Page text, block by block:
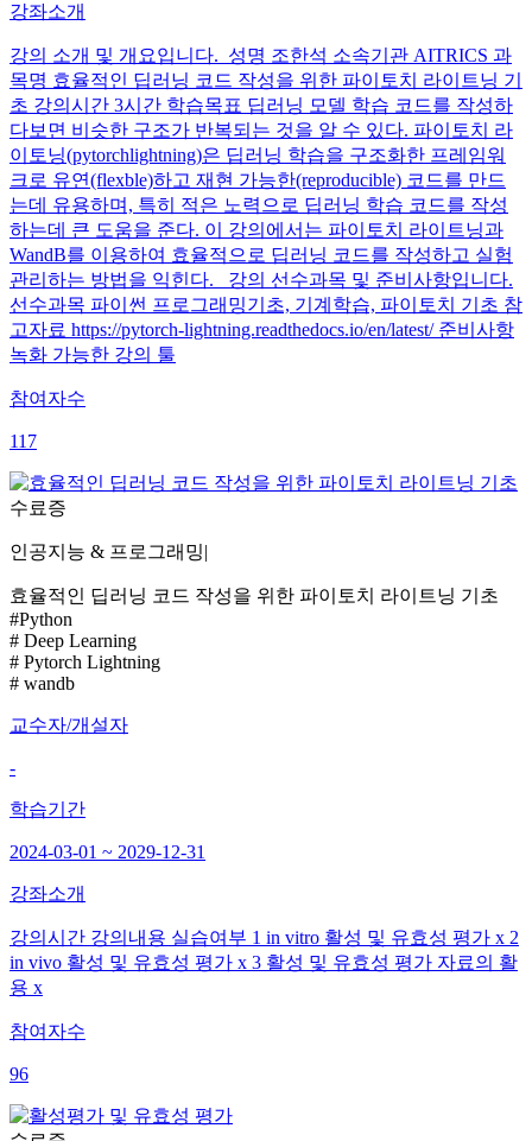
강좌소개
강의 소개 및 개요입니다. 성명 조한석 소속기관 AITRICS 과
목명 효율적인 딥러닝 코드 작성을 위한 파이토치 라이트닝 기
초 강의시간 3시간 학습목표 딥러닝 모델 학습 코드를 작성하
다보면 비슷한 구조가 반복되는 것을 알 수 있다. 파이토치 라
이토닝(pytorchlightning)은 딥러닝 학습을 구조화한 프레임워
크로 유연(flexble)하고 재현 가능한(reproducible) 코드를 만드
는데 유용하며, 특히 적은 노력으로 딥러닝 학습 코드를 작성
하는데 큰 도움을 준다. 이 강의에서는 파이토치 라이트닝과
WandB를 이용하여 효율적으로 딥러닝 코드를 작성하고 실험
관리하는 방법을 익힌다. 강의 선수과목 및 준비사항입니다.
선수과목 파이썬 프로그래밍기초, 기계학습, 파이토치 기초 참
고자료 https://pytorch-lightning.readthedocs.io/en/latest/ 준비사항
녹화 가능한 강의 툴
참여자수
117
수료증
인공지능 & 프로그래밍|
효율적인 딥러닝 코드 작성을 위한 파이토치 라이트닝 기초
#Python
# Deep Learning
# Pytorch Lightning
# wandb
교수자/개설자
-
학습기간
2024-03-01 ~ 2029-12-31
강좌소개
강의시간 강의내용 실습여부 1 in vitro 활성 및 유효성 평가 x 2
in vivo 활성 및 유효성 평가 x 3 활성 및 유효성 평가 자료의 활
용 x
참여자수
96